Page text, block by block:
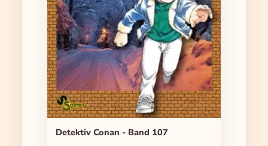
Detektiv Conan - Band 107